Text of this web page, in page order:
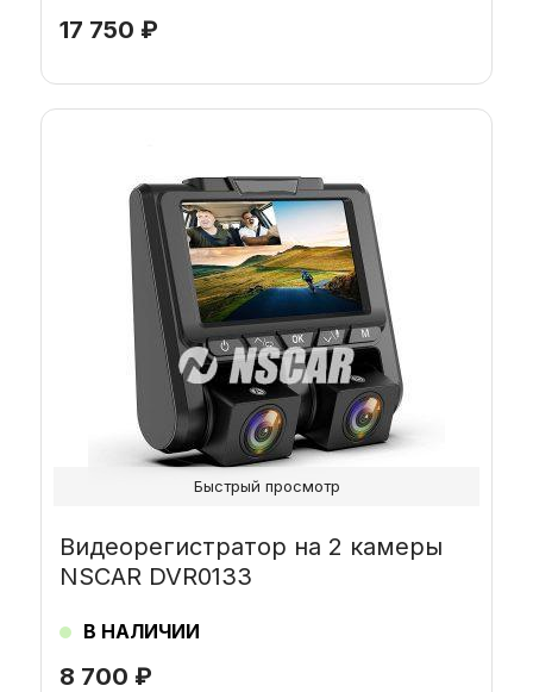
17 750 ₽
8 700 ₽
Видеорегистратор на 2 камеры
NSCAR DVR0133
В НАЛИЧИИ
Быстрый просмотр